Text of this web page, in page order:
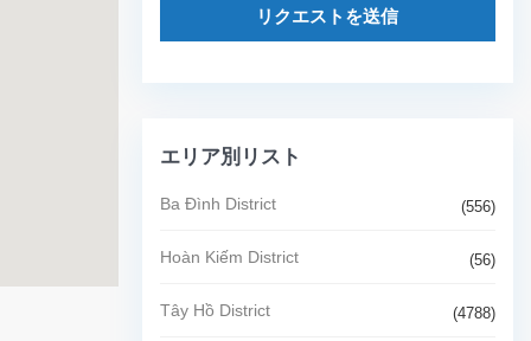
リクエストを送信
エリア別リスト
Ba Đình District (556)
Hoàn Kiếm District (56)
Tây Hồ District (4788)